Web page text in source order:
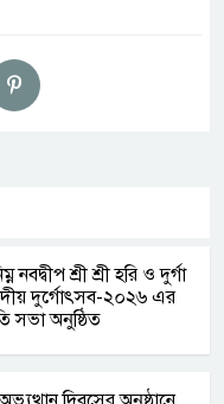
নবদ্বীপ শ্রী শ্রী হরি ও দুর্গা
দুর্গোৎসব-২০২৬ এর
সভা অনুষ্ঠিত